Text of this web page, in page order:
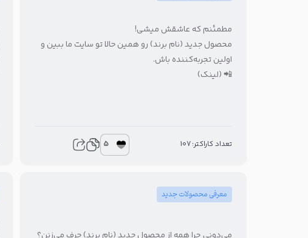
مطمئنم که عاشقش میشی!
محصول جدید (نام برند) رو همین حالا تو سایت ما ببین و
اولین تجربه‌کننده باش.
📲 (لینک)
تعداد کاراکتر: 107 5
معرفی محصولات جدید